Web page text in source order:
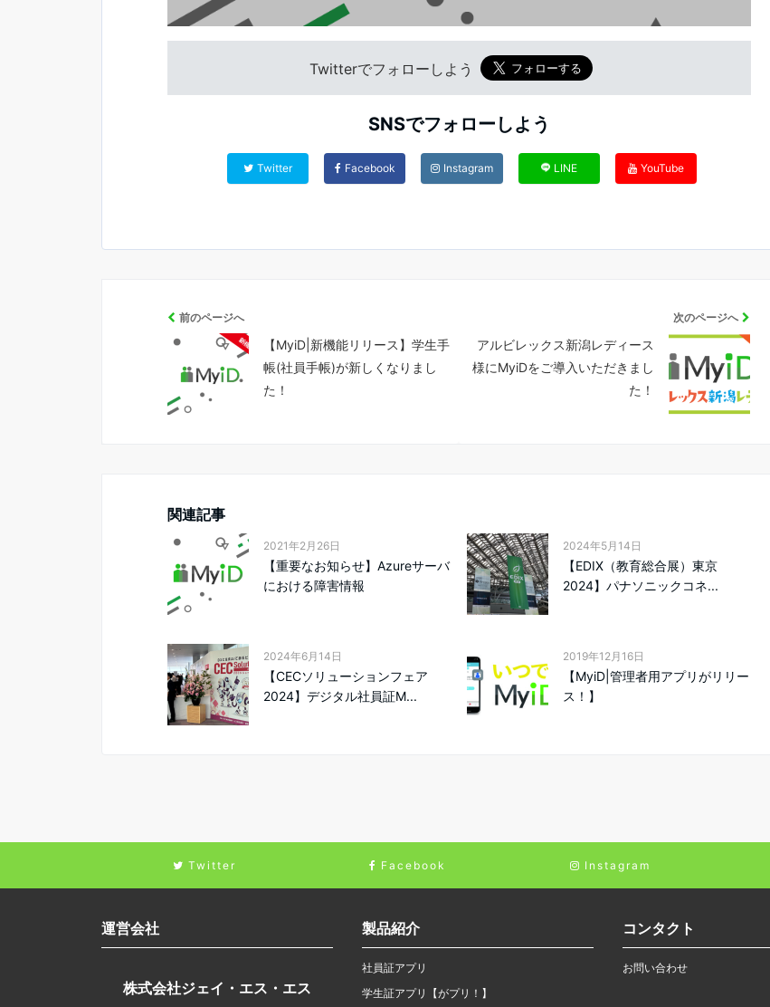
Twitterでフォローしよう
SNSでフォローしよう
Twitter Facebook Instagram LINE YouTube
前のページへ
【MyiD|新機能リリース】学生手
帳(社員手帳)が新しくなりまし
た！
次のページへ
アルビレックス新潟レディース
様にMyiDをご導入いただきまし
た！
関連記事
2021年2月26日
【重要なお知らせ】Azureサーバ
における障害情報
2024年5月14日
【EDIX（教育総合展）東京
2024】パナソニックコネ...
2024年6月14日
【CECソリューションフェア
2024】デジタル社員証M...
2019年12月16日
【MyiD|管理者用アプリがリリー
ス！】
Twitter Facebook Instagram
運営会社
株式会社ジェイ・エス・エス
製品紹介
社員証アプリ
学生証アプリ【がプリ！】
コンタクト
お問い合わせ